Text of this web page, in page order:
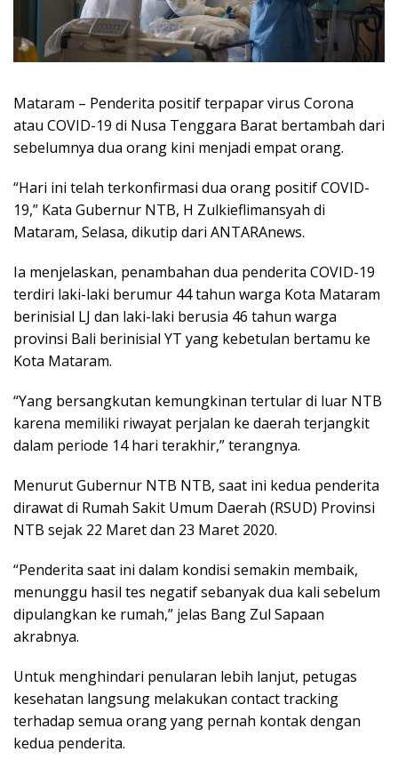
Mataram – Penderita positif terpapar virus Corona
atau COVID-19 di Nusa Tenggara Barat bertambah dari
sebelumnya dua orang kini menjadi empat orang.
“Hari ini telah terkonfirmasi dua orang positif COVID-
19,” Kata Gubernur NTB, H Zulkieflimansyah di
Mataram, Selasa, dikutip dari ANTARAnews.
Ia menjelaskan, penambahan dua penderita COVID-19
terdiri laki-laki berumur 44 tahun warga Kota Mataram
berinisial LJ dan laki-laki berusia 46 tahun warga
provinsi Bali berinisial YT yang kebetulan bertamu ke
Kota Mataram.
“Yang bersangkutan kemungkinan tertular di luar NTB
karena memiliki riwayat perjalan ke daerah terjangkit
dalam periode 14 hari terakhir,” terangnya.
Menurut Gubernur NTB NTB, saat ini kedua penderita
dirawat di Rumah Sakit Umum Daerah (RSUD) Provinsi
NTB sejak 22 Maret dan 23 Maret 2020.
“Penderita saat ini dalam kondisi semakin membaik,
menunggu hasil tes negatif sebanyak dua kali sebelum
dipulangkan ke rumah,” jelas Bang Zul Sapaan
akrabnya.
Untuk menghindari penularan lebih lanjut, petugas
kesehatan langsung melakukan contact tracking
terhadap semua orang yang pernah kontak dengan
kedua penderita.